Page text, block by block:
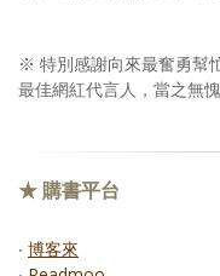
※ 特別感謝向來最奮勇幫
最佳網紅代言人，當之無愧
★ 購書平台
‧ 博客來